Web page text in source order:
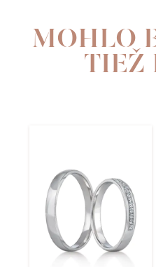
MOHLO
TIEŽ